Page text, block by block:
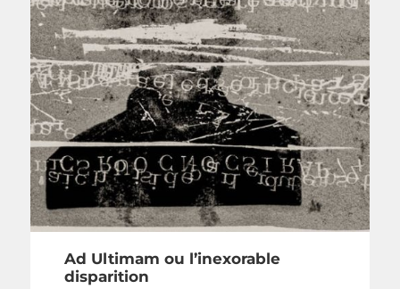
Ad Ultimam ou l’inexorable
disparition